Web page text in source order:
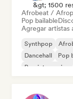
&gt; 1500
Afrobeat /
Pop bailable
Agregar artistas
Synthpop
Dancehall
Pop
Pop